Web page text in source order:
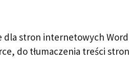
stron internetowych
do tłumaczenia treści